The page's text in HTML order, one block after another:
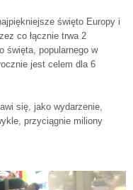
święto Europy i
co łącznie trwa 2
święta, popularnego w
jest celem dla 6
się, jako wydarzenie,
przyciągnie miliony